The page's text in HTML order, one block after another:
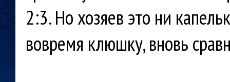
2:3. Но хозяев это ни
вовремя клюшку, вновь